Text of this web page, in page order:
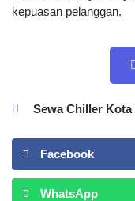
kepuasan pelanggan.
Sewa Chiller Kota
Facebook
WhatsApp